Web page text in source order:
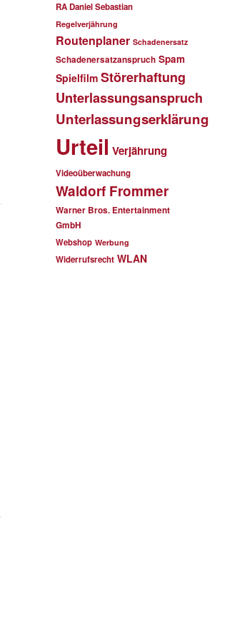
RA Daniel Sebastian
Regelverjährung
Routenplaner Schadenersatz
Schadenersatzanspruch Spam
Spielfilm Störerhaftung
Unterlassungsanspruch
Unterlassungserklärung
Urteil Verjährung
Videoüberwachung
Waldorf Frommer
Warner Bros. Entertainment
GmbH
Webshop Werbung
Widerrufsrecht WLAN